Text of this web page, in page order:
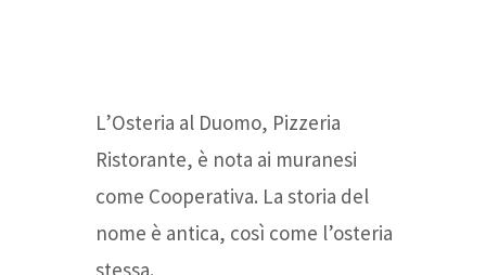
L’Osteria al Duomo, Pizzeria
Ristorante, è nota ai muranesi
come Cooperativa. La storia del
nome è antica, così come l’osteria
stessa.